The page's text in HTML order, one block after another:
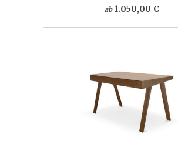
ab 1.050,00 €